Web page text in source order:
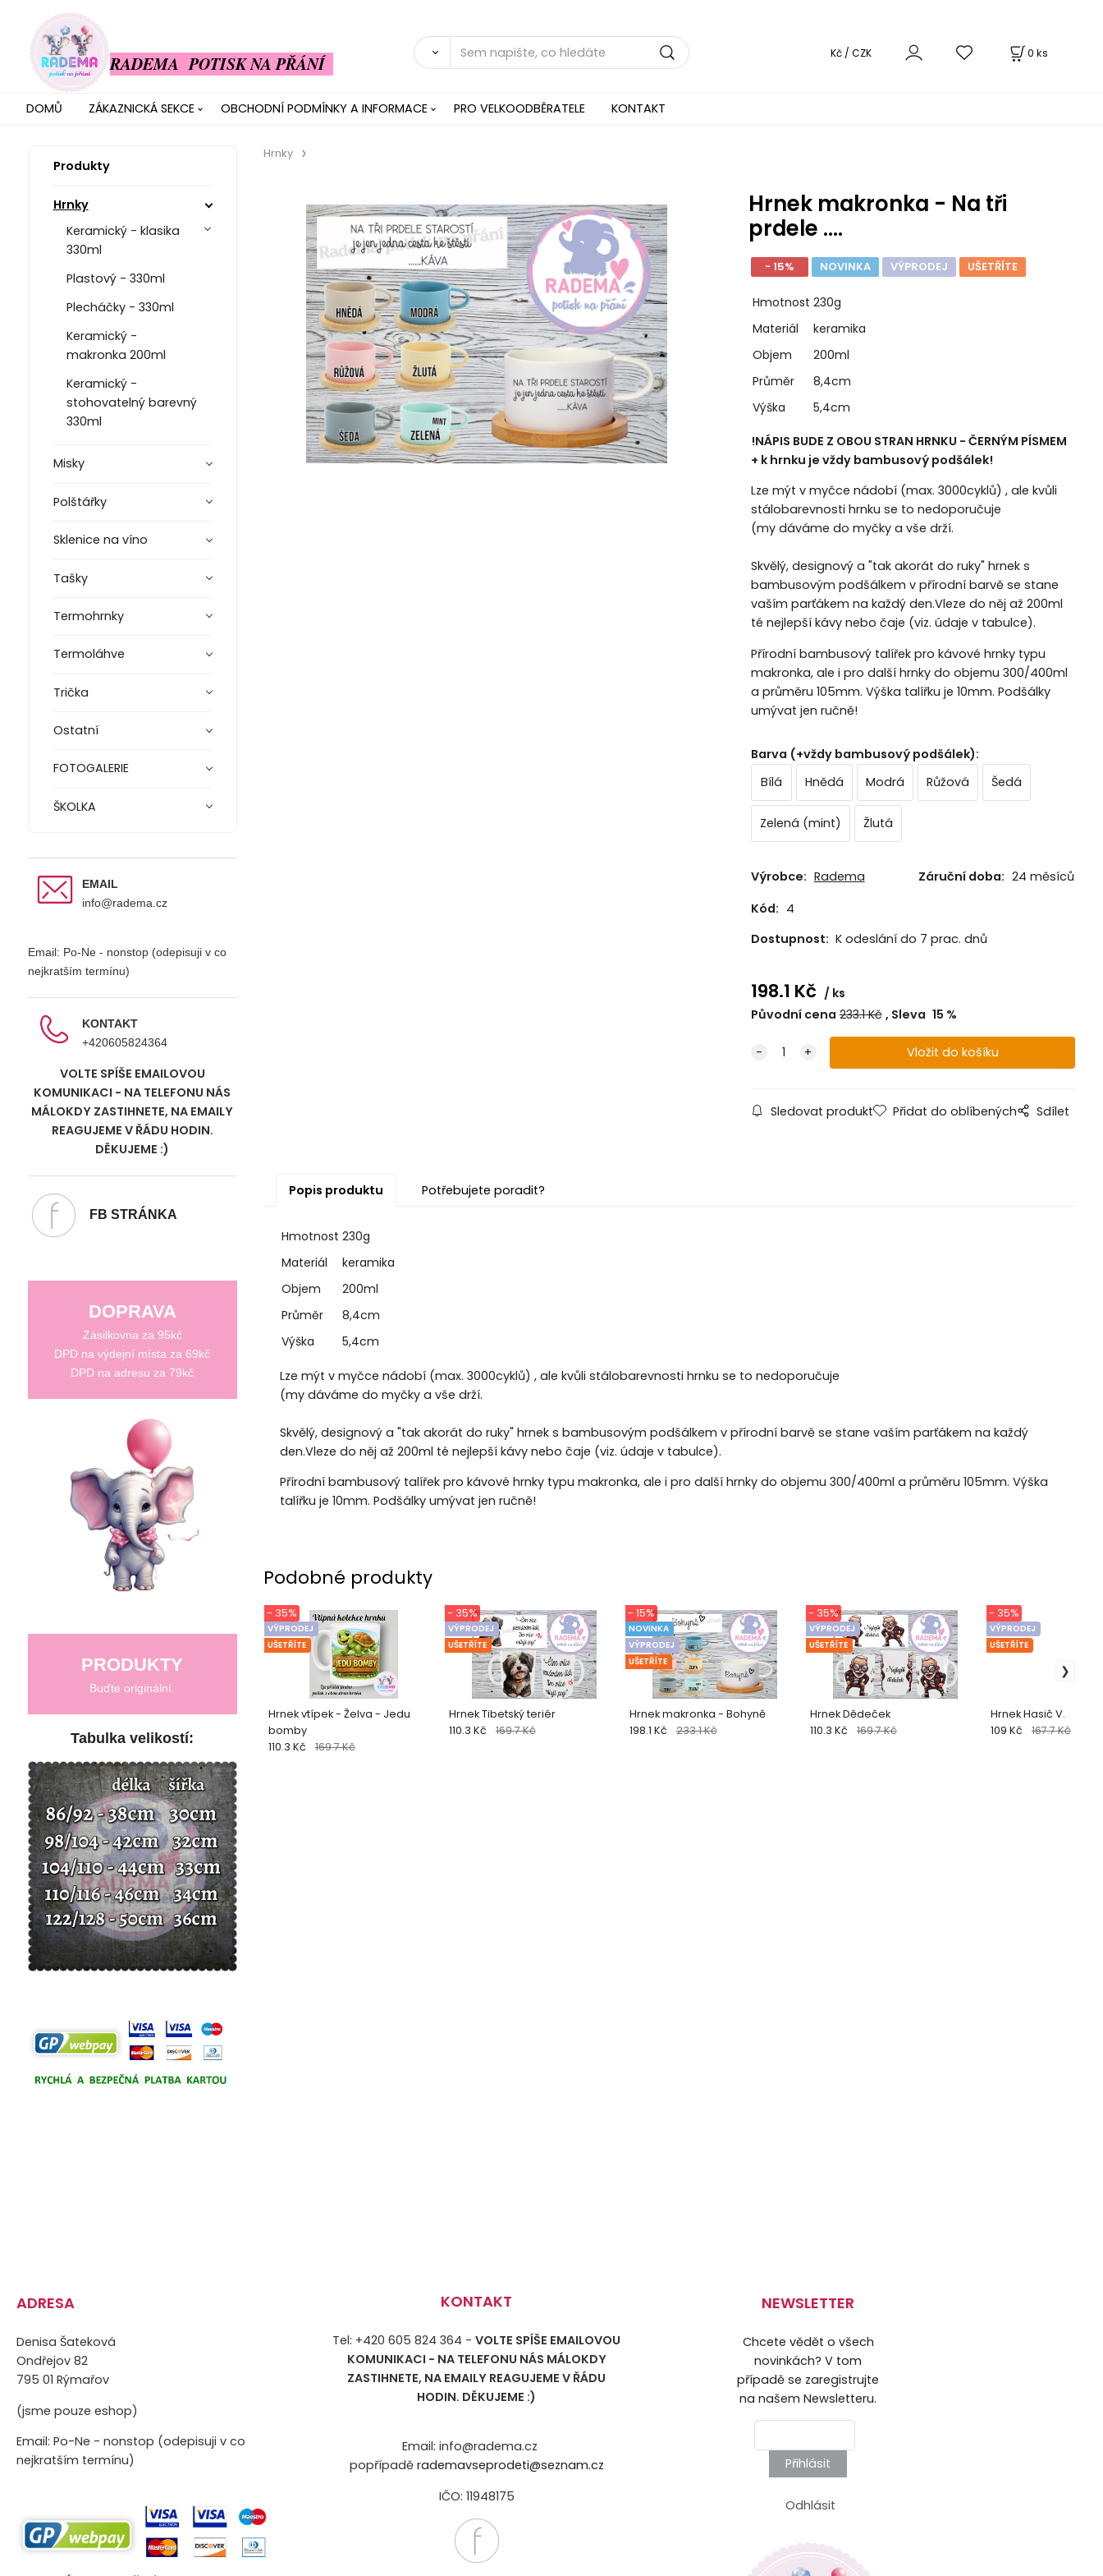
RADEMA POTISK NA PŘÁNÍ 0 ks
Kč / CZK
DOMŮ ZÁKAZNICKÁ SEKCE OBCHODNÍ PODMÍNKY A INFORMACE PRO VELKOODBĚRATELE KONTAKT
Produkty
Hrnky
Keramický - klasika
330ml
Plastový - 330ml
Plecháčky - 330ml
Keramický -
makronka 200ml
Keramický -
stohovatelný barevný
330ml
Misky
Polštářky
Sklenice na víno
Tašky
Termohrnky
Termoláhve
Trička
Ostatní
FOTOGALERIE
ŠKOLKA
EMAIL
info@radema.cz
Email: Po-Ne - nonstop (odepisuji v co
nejkratším termínu)
KONTAKT
+420605824364
VOLTE SPÍŠE EMAILOVOU
KOMUNIKACI - NA TELEFONU NÁS
MÁLOKDY ZASTIHNETE, NA EMAILY
REAGUJEME V ŘÁDU HODIN.
DĚKUJEME :)
FB STRÁNKA
DOPRAVA
Zásilkovna za 95kč
DPD na výdejní místa za 69kč
DPD na adresu za 79kč
PRODUKTY
Buďte originální.
Tabulka velikostí:
Hrnky
Hrnek makronka - Na tři
prdele ....
- 15% NOVINKA VÝPRODEJ UŠETŘÍTE
Hmotnost 230g
Materiál
keramika
Objem
200ml
Průměr
8,4cm
Výška
5,4cm
!NÁPIS BUDE Z OBOU STRAN HRNKU - ČERNÝM PÍSMEM
+ k hrnku je vždy bambusový podšálek!
Lze mýt v myčce nádobí (max. 3000cyklů) , ale kvůli
stálobarevnosti hrnku se to nedoporučuje
(my dáváme do myčky a vše drží.
Skvělý, designový a "tak akorát do ruky" hrnek s
bambusovým podšálkem v přírodní barvě se stane
vaším parťákem na každý den.Vleze do něj až 200ml
té nejlepší kávy nebo čaje (viz. údaje v tabulce).
Přírodní bambusový talířek pro kávové hrnky typu
makronka, ale i pro další hrnky do objemu 300/400ml
a průměru 105mm. Výška talířku je 10mm. Podšálky
umývat jen ručně!
Barva (+vždy bambusový podšálek):
Bílá
Hnědá Modrá Růžová Šedá
Zelená (mint) Žlutá
Výrobce: Radema Záruční doba: 24 měsíců
Kód: 4
Dostupnost: K odeslání do 7 prac. dnů
198.1 Kč
ks
Původní cena 233.1Kč Sleva 15 %
Sledovat produkt Přidat do oblíbených Sdílet
Popis produktu Potřebujete poradit?
Hmotnost 230g
Materiál
keramika
Objem
200ml
Průměr
8,4cm
Výška
5,4cm
Lze mýt v myčce nádobí (max. 3000cyklů) , ale kvůli stálobarevnosti hrnku se to nedoporučuje
(my dáváme do myčky a vše drží.
Skvělý, designový a "tak akorát do ruky" hrnek s bambusovým podšálkem v přírodní barvě se stane vaším parťákem na každý
den.Vleze do něj až 200ml té nejlepší kávy nebo čaje (viz. údaje v tabulce).
Přírodní bambusový talířek pro kávové hrnky typu makronka, ale i pro další hrnky do objemu 300/400ml a průměru 105mm. Výška
talířku je 10mm. Podšálky umývat jen ručně!
Podobné produkty
Hrnek vtípek - Želva - Jedu
bomby
VÝPRODEJ
UŠETŘÍTE
- 35%
110.3 Kč 169.7 Kč
Hrnek Tibetský teriér
VÝPRODEJ
UŠETŘÍTE
- 35%
110.3 Kč 169.7 Kč
Hrnek makronka - Bohyně
NOVINKA
VÝPRODEJ
UŠETŘÍTE
- 15%
198.1 Kč 233.1 Kč
Hrnek Dědeček
VÝPRODEJ
UŠETŘÍTE
- 35%
110.3 Kč 169.7 Kč
Hrnek Hasič V.
VÝPRODEJ
UŠETŘÍTE
- 35%
109 Kč 167.7 Kč
ADRESA
Denisa Šateková
Ondřejov 82
795 01 Rýmařov
(jsme pouze eshop)
Email: Po-Ne - nonstop (odepisuji v co
nejkratším termínu)
KONTAKT
Tel: +420 605 824 364 -VOLTE SPÍŠE EMAILOVOU
KOMUNIKACI - NA TELEFONU NÁS MÁLOKDY
ZASTIHNETE, NA EMAILY REAGUJEME V ŘÁDU
HODIN. DĚKUJEME :)
Email: info@radema.cz
popřípadě rademavseprodeti@seznam.cz
IČO: 11948175
NEWSLETTER
Chcete vědět o všech
novinkách? V tom
případě se zaregistrujte
na našem Newsletteru.
Přihlásit
Odhlásit